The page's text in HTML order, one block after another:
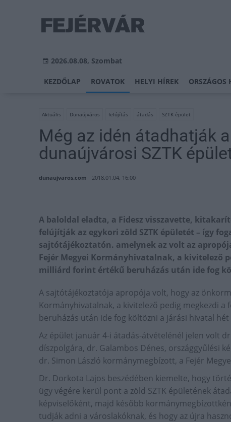
2026.08.08, Szombat
KEZDŐLAP ROVATOK HELYI HÍREK ORSZÁGOS
Aktuális Dunaújváros felújítás átadás SZTK épület
Még az idén átadhatják
dunaújvárosi SZTK
dunaujvaros.com 2018.01.04. 16:00
A baloldal eladta, a Fidesz visszavette,
felújítják az egykori zöld SZTK épületét – így
sajtótájékoztatón. amelynek az volt az
Fejér Megyei Kormányhivatalnak, a kivitelező
milliárd forint értékű beruházás után ide fog
A sajtótájékoztatója apropója volt, hogy az
Kormányhivatalnak, a kivitelező pedig megkezdi
beruházás után ide fog költözni a járási hivatal hét
Az épület január 4-i átadás-átvételénél jelen volt
díszpolgára, dr. Galambos Dénes, országgyűlési
dr. Simon László kormánymegbízott, a Fejér
Dr. Dorkota Lajos beszédében kiemelte, hogy
ügy végére kerül pont a zöld SZTK épületének
képviselőként, majd később
tudják adni a városlakóknak, és hogy az újra